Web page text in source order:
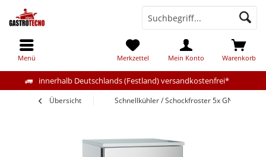
innerhalb Deutschlands (Festland) versandkostenfrei*
Warenkorb
Merkzettel Mein Konto
Menü
Übersicht Schnellkühler / Schockfroster 5x GN1/1